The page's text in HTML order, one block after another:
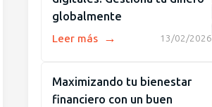
globalmente
13/02/2026
Leer más →
Maximizando tu bienestar
financiero con un buen